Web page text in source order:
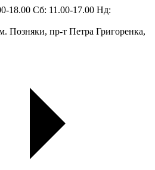
18.00 Сб: 11.00-17.00 Нд:
Позняки, пр-т Петра Григоренка,